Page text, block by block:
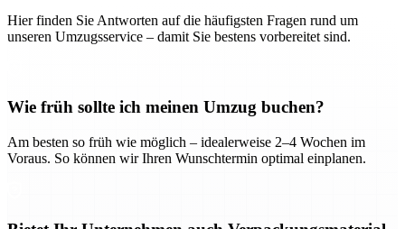
Hier finden Sie Antworten auf die häufigsten Fragen rund um
unseren Umzugsservice – damit Sie bestens vorbereitet sind.
Wie früh sollte ich meinen Umzug buchen?
Am besten so früh wie möglich – idealerweise 2–4 Wochen im
Voraus. So können wir Ihren Wunschtermin optimal einplanen.